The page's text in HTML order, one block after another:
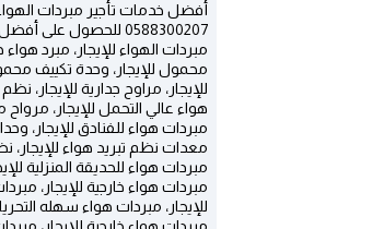
أفضل خدمات تأجير مبردات
0588300207 للحصول
مبردات الهواء للإيجار، مبرد
محمول للإيجار، وحدة تكييف
للإيجار، مراوح جدارية للإيجار،
هواء عالي التحمل للإيجار، مرواح
مبردات هواء للفنادق للإيجار،
معدات نظم تبريد هواء للإيجار،
مبردات هواء للحديقة المنزلية
مبردات هواء خارجية للإيجار،
للإيجار، مبردات هواء سهله